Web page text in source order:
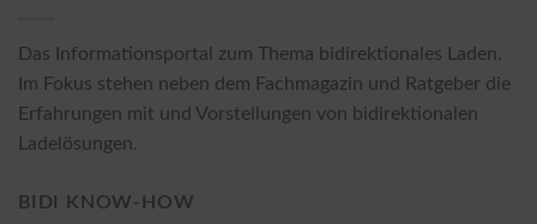
Das Informationsportal zum Thema bidirektionales Laden.
Im Fokus stehen neben dem Fachmagazin und Ratgeber die
Erfahrungen mit und Vorstellungen von bidirektionalen
Ladelösungen.
BIDI KNOW-HOW